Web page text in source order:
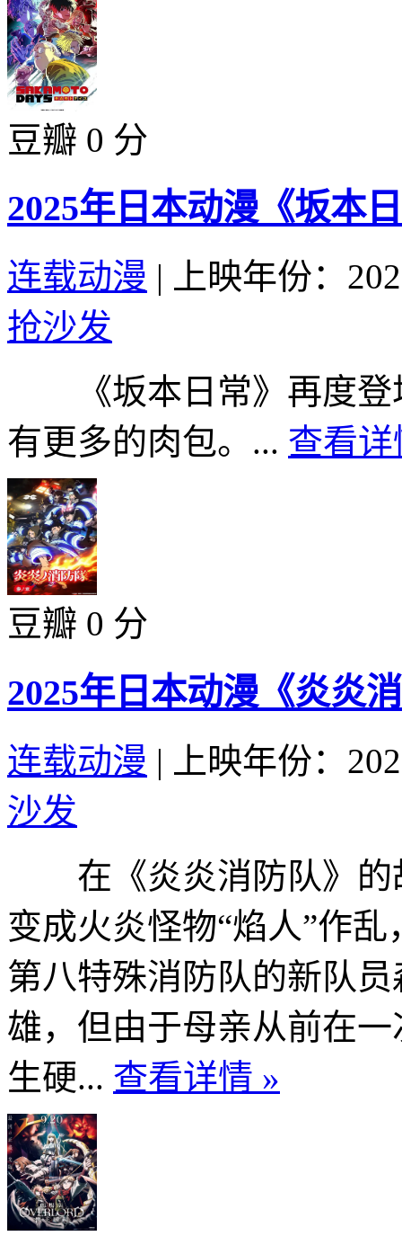
豆瓣 0 分
2025年日本动漫《坂本
连载动漫 |
上映年份：
抢沙发
《坂本日常》再度登
有更多的肉包。... 查看详
豆瓣 0 分
2025年日本动漫《炎炎
连载动漫 |
上映年份：
沙发
在《炎炎消防队》的
变成火炎怪物“焰人”作
第八特殊消防队的新队
雄，但由于母亲从前在
生硬... 查看详情 »